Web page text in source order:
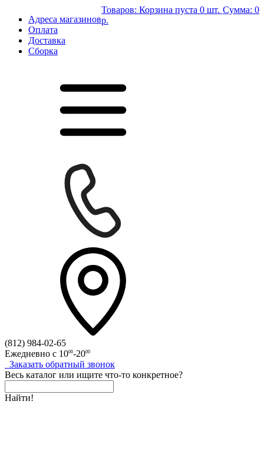
Адреса магазинов
Оплата
Доставка
Сборка
Товаров: Корзина пуста 0 шт. Сумма: 0
р.
(812) 984-02-65
Ежедневно с 1000-2000
Заказать обратный звонок
Весь каталог или ищите что-то конкретное?
Найти!